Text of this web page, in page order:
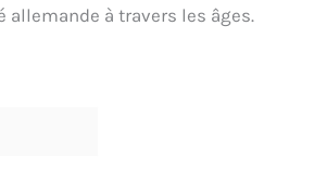
allemande à travers les âges.